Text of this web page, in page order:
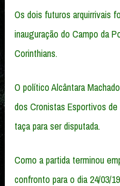
Os dois futuros arquirrivais
inauguração do Campo da
Corinthians.
O político Alcântara
dos Cronistas Esportivos
taça para ser disputada.
Como a partida terminou
confronto para o dia 24/03/